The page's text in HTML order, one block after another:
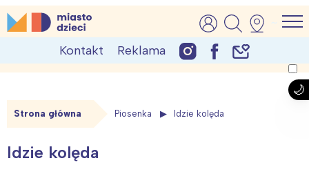
Skip
to
MiastoDzieci.pl
atrakcje dla dzieci, wydarzenia, imprezy rodzinne
Kontakt Reklama
Strona główna Piosenka Idzie kolęda
Idzie kolęda